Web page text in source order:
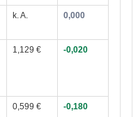
k. A. 0,000
1,129 € -0,020
0,599 € -0,180